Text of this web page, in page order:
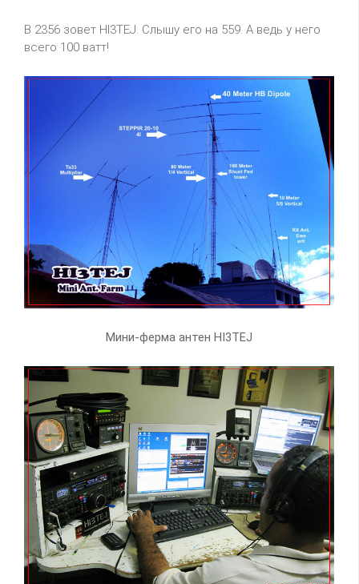
В 2356 зовет HI3TEJ. Слышу его на 559. А ведь у него
всего 100 ватт!
Мини-ферма антен HI3TEJ